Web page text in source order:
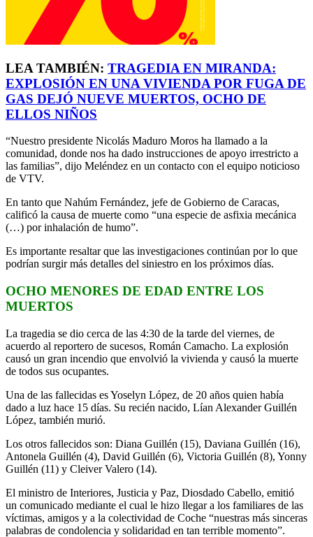
LEA TAMBIÉN: TRAGEDIA EN MIRANDA:
EXPLOSIÓN EN UNA VIVIENDA POR FUGA DE
GAS DEJÓ NUEVE MUERTOS, OCHO DE
ELLOS NIÑOS
“Nuestro presidente Nicolás Maduro Moros ha llamado a la
comunidad, donde nos ha dado instrucciones de apoyo irrestricto a
las familias”, dijo Meléndez en un contacto con el equipo noticioso
de VTV.
En tanto que Nahúm Fernández, jefe de Gobierno de Caracas,
calificó la causa de muerte como “una especie de asfixia mecánica
(…) por inhalación de humo”.
Es importante resaltar que las investigaciones continúan por lo que
podrían surgir más detalles del siniestro en los próximos días.
OCHO MENORES DE EDAD ENTRE LOS
MUERTOS
La tragedia se dio cerca de las 4:30 de la tarde del viernes, de
acuerdo al reportero de sucesos, Román Camacho. La explosión
causó un gran incendio que envolvió la vivienda y causó la muerte
de todos sus ocupantes.
Una de las fallecidas es Yoselyn López, de 20 años quien había
dado a luz hace 15 días. Su recién nacido, Lían Alexander Guillén
López, también murió.
Los otros fallecidos son: Diana Guillén (15), Daviana Guillén (16),
Antonela Guillén (4), David Guillén (6), Victoria Guillén (8), Yonny
Guillén (11) y Cleiver Valero (14).
El ministro de Interiores, Justicia y Paz, Diosdado Cabello, emitió
un comunicado mediante el cual le hizo llegar a los familiares de las
víctimas, amigos y a la colectividad de Coche “nuestras más sinceras
palabras de condolencia y solidaridad en tan terrible momento”.